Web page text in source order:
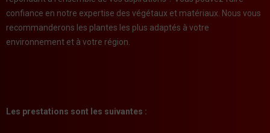
confiance en notre expertise des végétaux et matériaux. Nous vous
recommanderons les plantes les plus adaptés à votre
environnement et à votre région.
Les prestations sont les suivantes :